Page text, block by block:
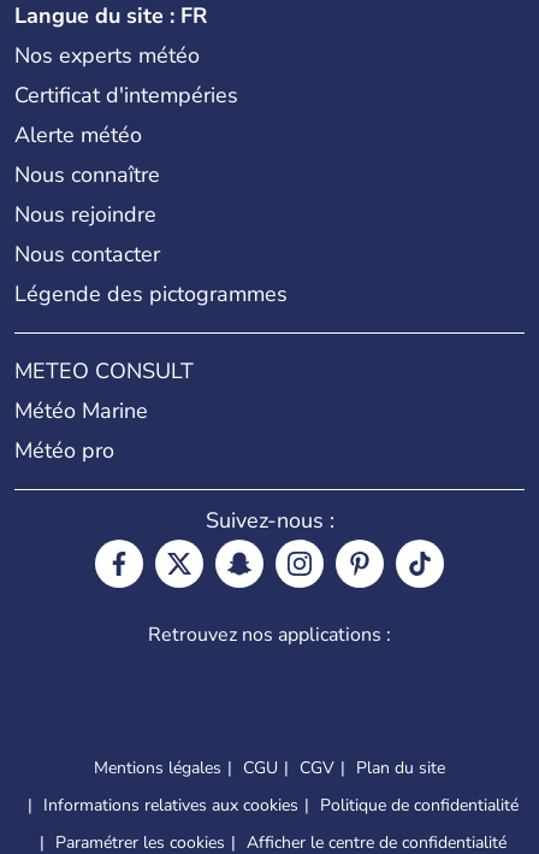
Langue du site : FR
Nos experts météo
Certificat d'intempéries
Alerte météo
Nous connaître
Nous rejoindre
Nous contacter
Légende des pictogrammes
METEO CONSULT
Météo Marine
Météo pro
Suivez-nous :
Retrouvez nos applications :
Mentions légales CGU CGV
Plan du site
Informations relatives aux cookies
Politique de confidentialité
Paramétrer les cookies
Afficher le centre de confidentialité